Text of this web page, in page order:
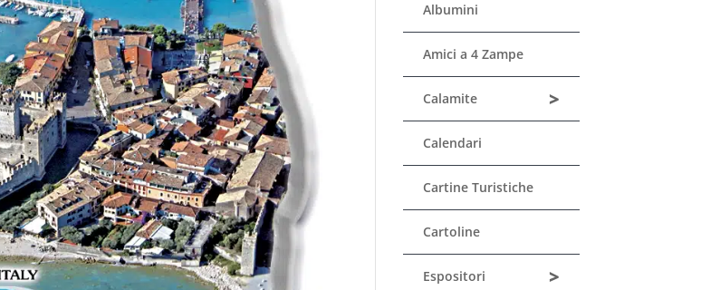
Albumini
Amici a 4 Zampe
>
Calamite
Calendari
Cartine Turistiche
Cartoline
>
Espositori